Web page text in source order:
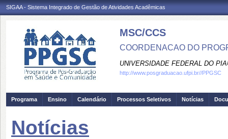
SIGAA - Sistema Integrado de Gestão de Atividades Acadêmicas
MSC/CCS
COORDENACAO DO
UNIVERSIDADE FEDERAL DO
http://www.posgraduacao.ufpi.br//PPGSC
Programa Ensino Calendário Processos Seletivos Notícias
Notícias